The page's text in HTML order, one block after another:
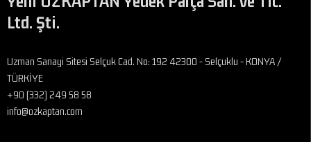
Ltd. Şti.
Uzman Sanayi Sitesi Selçuk Cad. No: 192 42300 - Selçuklu - KONYA /
TÜRKİYE
+90 (332) 249 58 58
info@ozkaptan.com